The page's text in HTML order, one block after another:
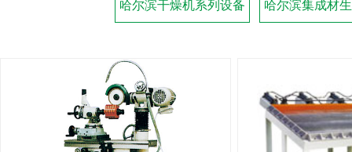
哈尔滨干燥机系列设备 哈尔滨集成材